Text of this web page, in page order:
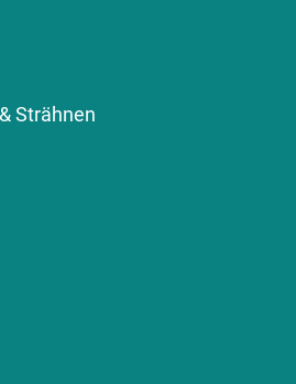
Strähnen